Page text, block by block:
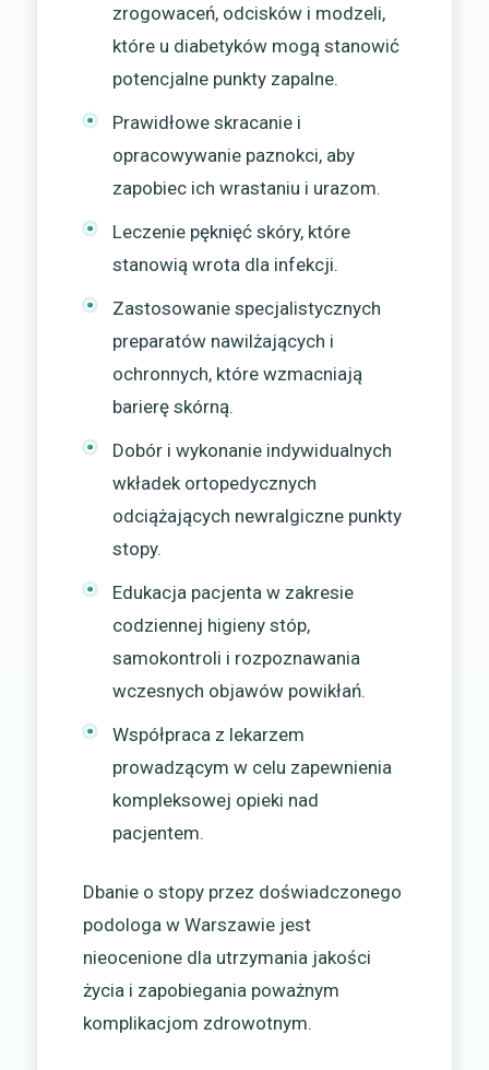
zrogowaceń, odcisków i modzeli,
które u diabetyków mogą stanowić
potencjalne punkty zapalne.
Prawidłowe skracanie i
opracowywanie paznokci, aby
zapobiec ich wrastaniu i urazom.
Leczenie pęknięć skóry, które
stanowią wrota dla infekcji.
Zastosowanie specjalistycznych
preparatów nawilżających i
ochronnych, które wzmacniają
barierę skórną.
Dobór i wykonanie indywidualnych
wkładek ortopedycznych
odciążających newralgiczne punkty
stopy.
Edukacja pacjenta w zakresie
codziennej higieny stóp,
samokontroli i rozpoznawania
wczesnych objawów powikłań.
Współpraca z lekarzem
prowadzącym w celu zapewnienia
kompleksowej opieki nad
pacjentem.
Dbanie o stopy przez doświadczonego
podologa w Warszawie jest
nieocenione dla utrzymania jakości
życia i zapobiegania poważnym
komplikacjom zdrowotnym.